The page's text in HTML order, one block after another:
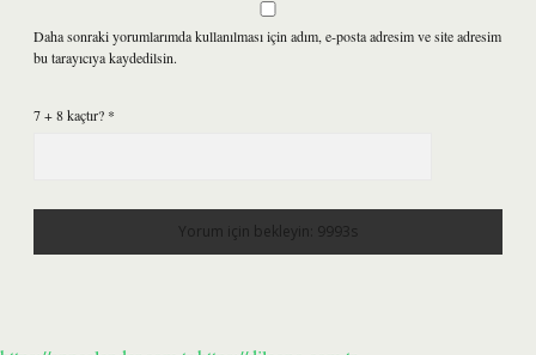
Daha sonraki yorumlarımda kullanılması için adım, e-posta adresim ve site adresim
bu tarayıcıya kaydedilsin.
7 + 8 kaçtır? *